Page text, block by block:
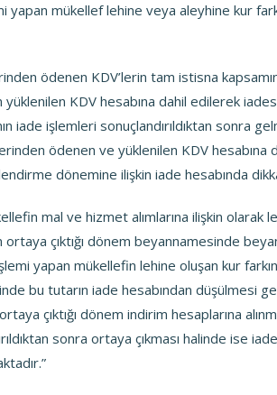
yapan mükellef lehine veya aleyhine kur
ödenen KDV’lerin tam istisna
KDV hesabına dahil edilerek
iade işlemleri sonuçlandırıldıktan sonra
ödenen ve yüklenilen KDV
dönemine ilişkin iade hesabında
mal ve hizmet alımlarına ilişkin olarak
ortaya çıktığı dönem beyannamesinde
yapan mükellefin lehine oluşan kur
bu tutarın iade hesabından düşülmesi
çıktığı dönem indirim hesaplarına
sonra ortaya çıkması halinde ise